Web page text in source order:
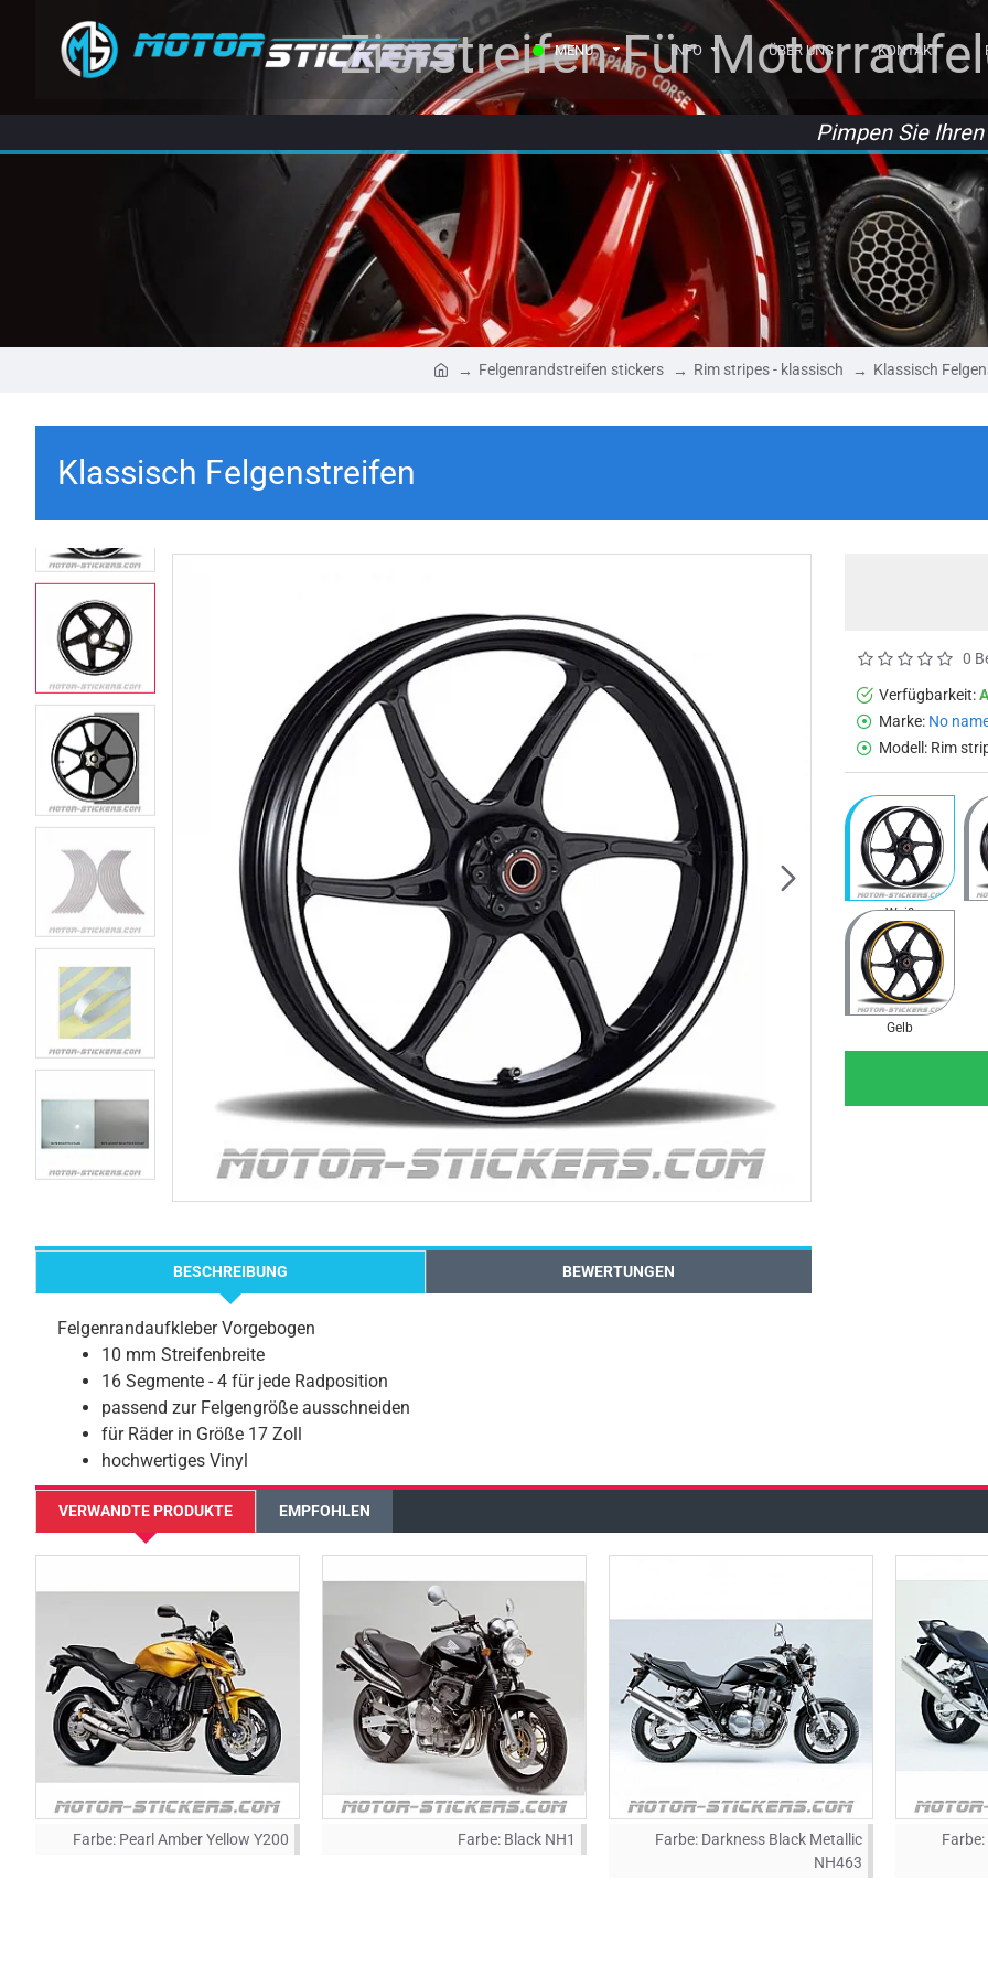
MENU INFO ÜBER UNS KONTAKT
Zierstreifen Für
Pimpen Sie
Felgenrandstreifen stickers Rim stripes - klassisch Klassisch
Klassisch Felgenstreifen
BESCHREIBUNG BEWERTUNGEN
Felgenrandaufkleber Vorgebogen
10 mm Streifenbreite
16 Segmente - 4 für jede Radposition
passend zur Felgengröße ausschneiden
für Räder in Größe 17 Zoll
hochwertiges Vinyl
Verfügbarkeit:
Marke: No
Modell: Rim
0
Weiß
Gelb
VERWANDTE PRODUKTE EMPFOHLEN
Farbe: Pearl Amber Yellow Y200 Farbe: Black NH1 Farbe: Darkness Black Metallic
NH463
Farbe: